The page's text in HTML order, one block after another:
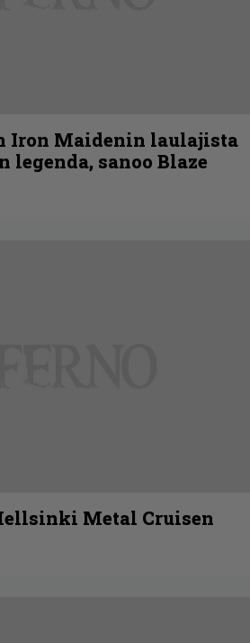
Iron Maidenin laulajista
legenda, sanoo Blaze
Metal Cruisen